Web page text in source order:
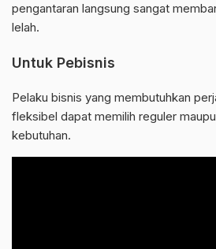
pengantaran langsung sangat
lelah.
Untuk Pebisnis
Pelaku bisnis yang membutuhkan
fleksibel dapat memilih reguler
kebutuhan.